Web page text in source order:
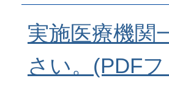
実施医療機関
さい。(PDF